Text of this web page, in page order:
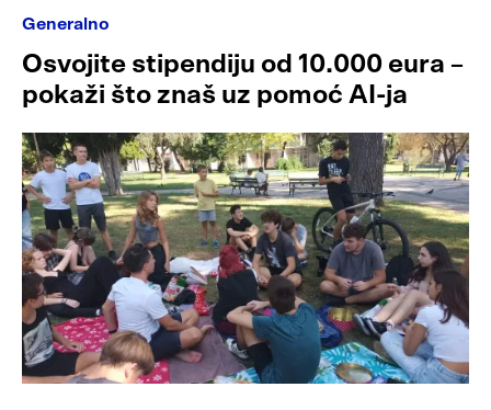
Generalno
Osvojite stipendiju od 10.000 eura –
pokaži što znaš uz pomoć AI-ja